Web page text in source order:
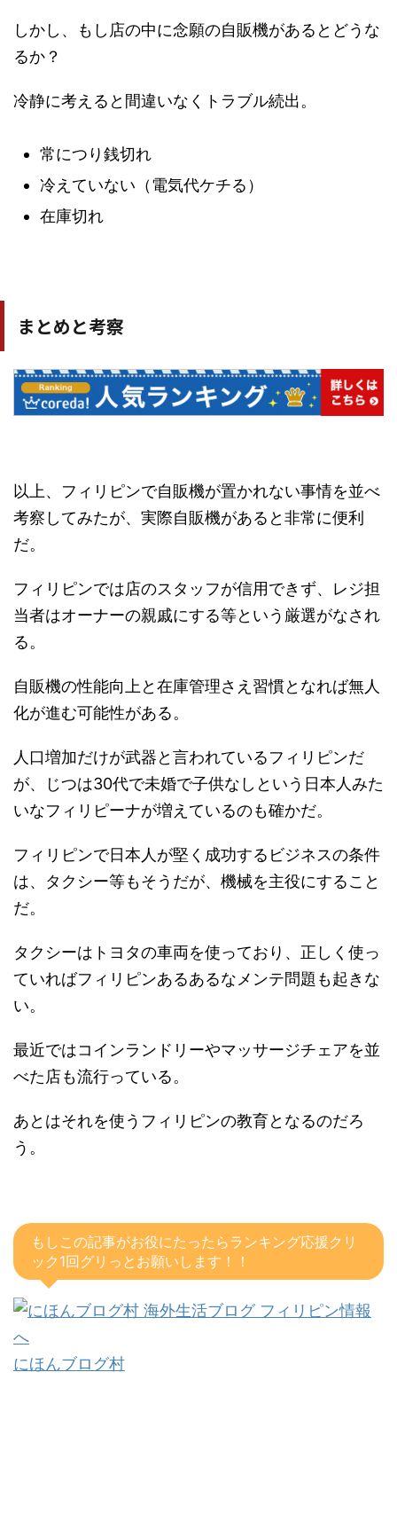
しかし、もし店の中に念願の自販機があるとどうな
るか？
冷静に考えると間違いなくトラブル続出。
常につり銭切れ
冷えていない（電気代ケチる）
在庫切れ
まとめと考察
以上、フィリピンで自販機が置かれない事情を並べ
考察してみたが、実際自販機があると非常に便利
だ。
フィリピンでは店のスタッフが信用できず、レジ担
当者はオーナーの親戚にする等という厳選がなされ
る。
自販機の性能向上と在庫管理さえ習慣となれば無人
化が進む可能性がある。
人口増加だけが武器と言われているフィリピンだ
が、じつは30代で未婚で子供なしという日本人みた
いなフィリピーナが増えているのも確かだ。
フィリピンで日本人が堅く成功するビジネスの条件
は、タクシー等もそうだが、機械を主役にすること
だ。
タクシーはトヨタの車両を使っており、正しく使っ
ていればフィリピンあるあるなメンテ問題も起きな
い。
最近ではコインランドリーやマッサージチェアを並
べた店も流行っている。
あとはそれを使うフィリピンの教育となるのだろ
う。
もしこの記事がお役にたったらランキング応援クリ
ック1回グリっとお願いします！！
にほんブログ村